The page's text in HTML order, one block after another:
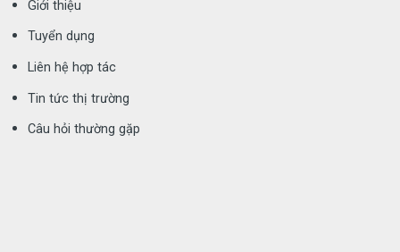
Giới thiệu
Tuyển dụng
Liên hệ hợp tác
Tin tức thị trường
Câu hỏi thường gặp